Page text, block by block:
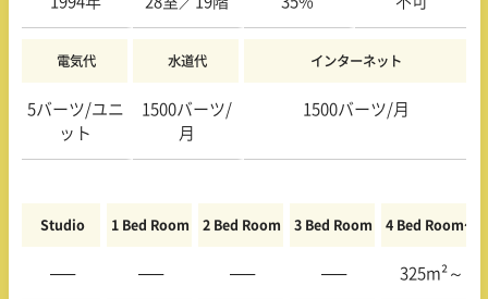
電気代 水道代 インターネット
5バーツ/ユニ
ット
1500バーツ/
月
1500バーツ/月
Studio 1 Bed Room 2 Bed Room 3 Bed Room 4 Bed Room〜
—– —– —– —– 325m²～